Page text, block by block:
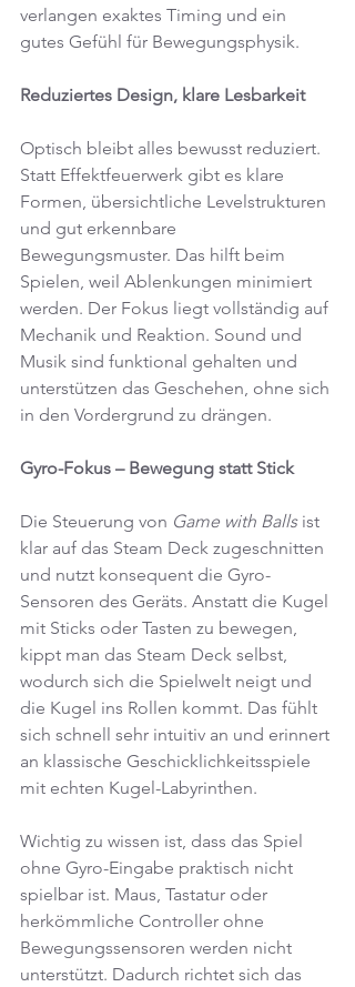
verlangen exaktes Timing und ein
gutes Gefühl für Bewegungsphysik.
Reduziertes Design, klare Lesbarkeit
Optisch bleibt alles bewusst reduziert.
Statt Effektfeuerwerk gibt es klare
Formen, übersichtliche Levelstrukturen
und gut erkennbare
Bewegungsmuster. Das hilft beim
Spielen, weil Ablenkungen minimiert
werden. Der Fokus liegt vollständig auf
Mechanik und Reaktion. Sound und
Musik sind funktional gehalten und
unterstützen das Geschehen, ohne sich
in den Vordergrund zu drängen.
Gyro-Fokus – Bewegung statt Stick
Die Steuerung von Game with Balls ist
klar auf das Steam Deck zugeschnitten
und nutzt konsequent die Gyro-
Sensoren des Geräts. Anstatt die Kugel
mit Sticks oder Tasten zu bewegen,
kippt man das Steam Deck selbst,
wodurch sich die Spielwelt neigt und
die Kugel ins Rollen kommt. Das fühlt
sich schnell sehr intuitiv an und erinnert
an klassische Geschicklichkeitsspiele
mit echten Kugel-Labyrinthen.
Wichtig zu wissen ist, dass das Spiel
ohne Gyro-Eingabe praktisch nicht
spielbar ist. Maus, Tastatur oder
herkömmliche Controller ohne
Bewegungssensoren werden nicht
unterstützt. Dadurch richtet sich das